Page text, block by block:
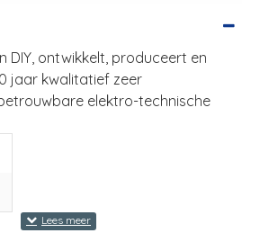
DIY, ontwikkelt, produceert en
jaar kwalitatief zeer
elektro-technische